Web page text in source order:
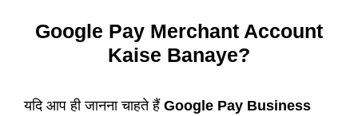
Google Pay Merchant Account
Kaise Banaye?
यदि आप ही जानना चाहते हैं Google Pay Business